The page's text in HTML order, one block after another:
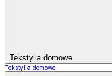
Tekstylia domowe
Tekstylia domowe